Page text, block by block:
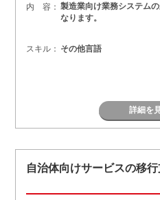
内 容： 製造業向け業務システム
なります。
スキル： その他言語
詳細を
自治体向けサービスの移